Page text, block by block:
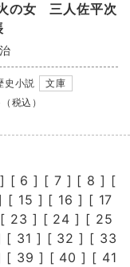
の女 三人佐平次
史小説 文庫
（税込）
] [ 6 ] [ 7 ] [ 8 ] [
[ 15 ] [ 16 ] [ 17
23 ] [ 24 ] [ 25
[ 31 ] [ 32 ] [ 33
[ 39 ] [ 40 ] [ 41